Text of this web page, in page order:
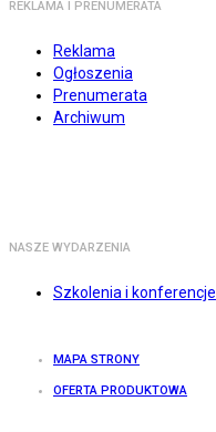
REKLAMA I PRENUMERATA
Reklama
Ogłoszenia
Prenumerata
Archiwum
NASZE WYDARZENIA
Szkolenia i konferencje
MAPA STRONY
OFERTA PRODUKTOWA